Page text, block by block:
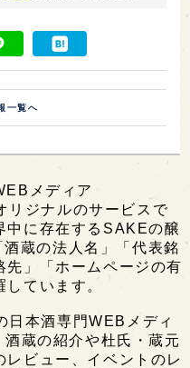
一覧へ
メディア
リジナルのサービスで
中に存在するSAKEの醸
蔵の法人名」「代表銘
先」「ホームページの有
ています。
日本酒専門WEBメディ
蔵の紹介や杜氏・蔵元
ビュー、イベントのレ